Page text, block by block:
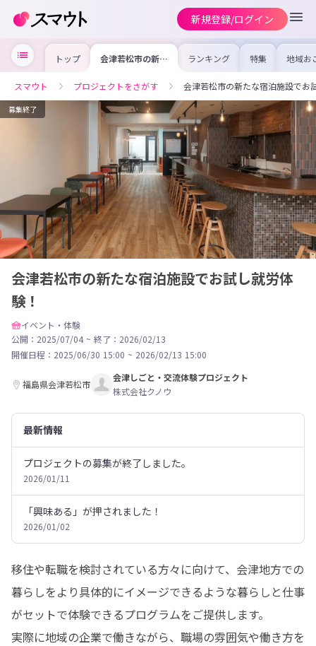
新規登録/ログイン
トップ 会津若松市の新た
な宿泊施設でお試
ランキング 特集 地域お
の求
を集め
事内容
を比較
合った
けよう
スマウト プロジェクトをさがす 会津若松市の新たな宿泊施設でお
募集終了
会津若松市の新たな宿泊施設でお試し就労体
験！
イベント・体験
公開：2025/07/04 ~ 終了：2026/02/13
開催日程： 2025/06/30 15:00 ~ 2026/02/13 15:00
福島県会津若松市
会津しごと・交流体験プロジェクト
株式会社クノウ
最新情報
プロジェクトの募集が終了しました。
2026/01/11
「興味ある」が押されました！
2026/01/02
移住や転職を検討されている方々に向けて、会津地方での
暮らしをより具体的にイメージできるような暮らしと仕事
がセットで体験できるプログラムをご提供します。
実際に地域の企業で働きながら、職場の雰囲気や働き方を